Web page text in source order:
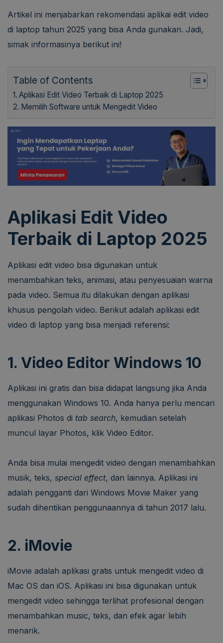
Artikel ini menjabarkan rekomendasi aplikai edit video
di laptop tahun 2025 yang bisa Anda gunakan. Jadi,
simak informasinya berikut ini!
Table of Contents
Aplikasi Edit Video Terbaik di Laptop 2025
Memilih Software untuk Mengedit Video
Aplikasi Edit Video
Terbaik di Laptop 2025
Aplikasi edit video bisa digunakan untuk
menambahkan teks, animasi, atau penyesuaian warna
pada video. Semua itu dilakukan dengan aplikasi
khusus pengolah video. Berikut adalah aplikasi edit
video di laptop yang bisa menjadi referensi:
1. Video Editor Windows 10
Aplikasi ini gratis dan bisa didapat langsung jika Anda
menggunakan Windows 10. Anda hanya perlu mencari
aplikasi Photos di tab search, kemudian setelah
muncul layar Photos, klik Video Editor.
Anda bisa mulai mengedit video dengan menambahkan
musik, teks, special effect, dan lainnya. Aplikasi ini
adalah pengganti dari Windows Movie Maker yang
sudah dihentikan penggunaannya di tahun 2017 lalu.
2. iMovie
iMovie adalah aplikasi gratis untuk mengedit video di
Mac OS dan iOS. Aplikasi ini bisa digunakan untuk
mengedit video sehingga terlihat profesional dengan
menambahkan music, teks, dan efek agar lebih
menarik.